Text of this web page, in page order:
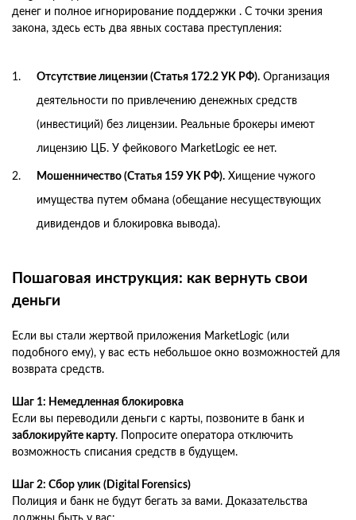
денег и полное игнорирование поддержки . С точки зрения
закона, здесь есть два явных состава преступления:
Отсутствие лицензии (Статья 172.2 УК РФ). Организация
деятельности по привлечению денежных средств
(инвестиций) без лицензии. Реальные брокеры имеют
лицензию ЦБ. У фейкового MarketLogic ее нет.
Мошенничество (Статья 159 УК РФ). Хищение чужого
имущества путем обмана (обещание несуществующих
дивидендов и блокировка вывода).
Пошаговая инструкция: как вернуть свои
деньги
Если вы стали жертвой приложения MarketLogic (или
подобного ему), у вас есть небольшое окно возможностей для
возврата средств.
Шаг 1: Немедленная блокировка
Если вы переводили деньги с карты, позвоните в банк и
заблокируйте карту. Попросите оператора отключить
возможность списания средств в будущем.
Шаг 2: Сбор улик (Digital Forensics)
Полиция и банк не будут бегать за вами. Доказательства